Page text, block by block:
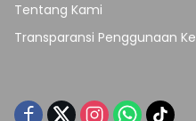
Tentang Kami
Transparansi Penggunaan